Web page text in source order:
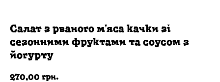
Салат з рваного м'яса качки зі
сезонними фруктами та соусом з
йогурту
270,00 грн.